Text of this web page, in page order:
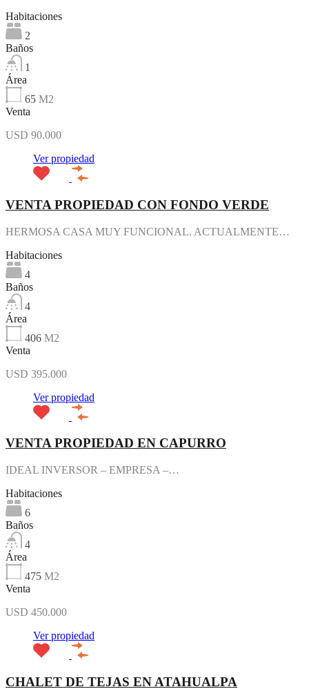
Habitaciones
2
Baños
1
Área
65 M2
Venta
USD 90.000
Ver propiedad
VENTA PROPIEDAD CON FONDO VERDE
HERMOSA CASA MUY FUNCIONAL. ACTUALMENTE…
Habitaciones
4
Baños
4
Área
406 M2
Venta
USD 395.000
Ver propiedad
VENTA PROPIEDAD EN CAPURRO
IDEAL INVERSOR – EMPRESA –…
Habitaciones
6
Baños
4
Área
475 M2
Venta
USD 450.000
Ver propiedad
CHALET DE TEJAS EN ATAHUALPA